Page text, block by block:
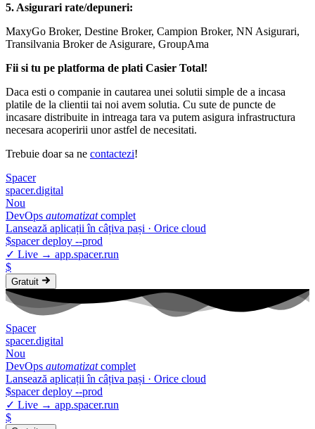
5. Asigurari rate/depuneri:
MaxyGo Broker, Destine Broker, Campion Broker, NN Asigurari,
Transilvania Broker de Asigurare, GroupAma
Fii si tu pe platforma de plati Casier Total!
Daca esti o companie in cautarea unei solutii simple de a incasa
platile de la clientii tai noi avem solutia. Cu sute de puncte de
incasare distribuite in intreaga tara va putem asigura infrastructura
necesara acoperirii unor astfel de necesitati.
Trebuie doar sa ne contactezi!
Spacer
spacer.digital
Nou
DevOps automatizatcomplet
Lansează aplicații în câțiva pași · Orice cloud
$spacerdeploy --prod
✓ Live → app.spacer.run
$
Gratuit
Spacer
spacer.digital
Nou
DevOps automatizatcomplet
Lansează aplicații în câțiva pași · Orice cloud
$spacerdeploy --prod
✓ Live → app.spacer.run
$